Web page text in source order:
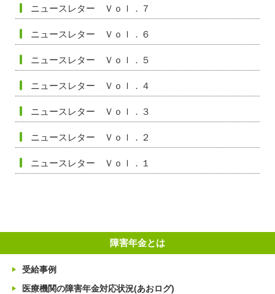
ニュースレター Ｖｏｌ．７
ニュースレター Ｖｏｌ．６
ニュースレター Ｖｏｌ．５
ニュースレター Ｖｏｌ．４
ニュースレター Ｖｏｌ．３
ニュースレター Ｖｏｌ．２
ニュースレター Ｖｏｌ．１
障害年金とは
受給事例
医療機関の障害年金対応状況(あおログ)